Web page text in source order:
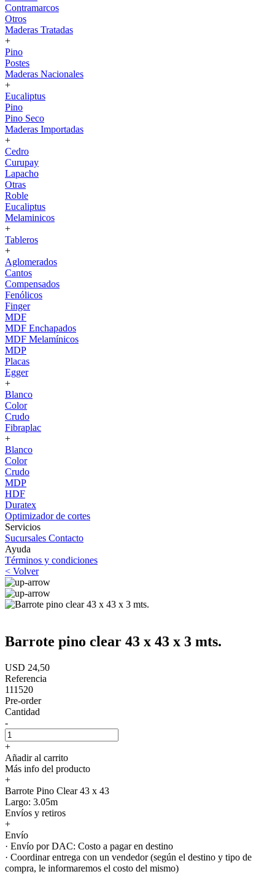
Contramarcos
Otros
Maderas Tratadas
+
Pino
Postes
Maderas Nacionales
+
Eucaliptus
Pino
Pino Seco
Maderas Importadas
+
Cedro
Curupay
Lapacho
Otras
Roble
Eucaliptus
Melaminicos
+
Tableros
+
Aglomerados
Cantos
Compensados
Fenólicos
Finger
MDF
MDF Enchapados
MDF Melamínicos
MDP
Placas
Egger
+
Blanco
Color
Crudo
Fibraplac
+
Blanco
Color
Crudo
MDP
HDF
Duratex
Optimizador de cortes
Servicios
Sucursales Contacto
Ayuda
Términos y condiciones
< Volver
Barrote pino clear 43 x 43 x 3 mts.
USD 24,50
Referencia
111520
Pre-order
Cantidad
-
+
Añadir al carrito
Más info del producto
+
Barrote Pino Clear 43 x 43
Largo: 3.05m
Envíos y retiros
+
Envío
· Envío por DAC: Costo a pagar en destino
· Coordinar entrega con un vendedor (según el destino y tipo de
compra, le informaremos el costo del mismo)